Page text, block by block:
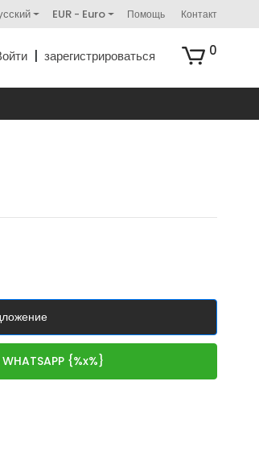
EUR - Euro Помощь Контакт
зарегистрироваться 0
{%x%}